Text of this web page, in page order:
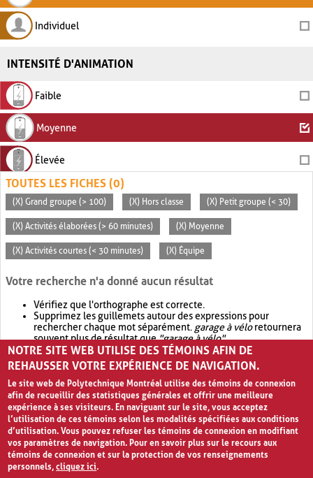
Individuel
INTENSITÉ D'ANIMATION
Faible
Moyenne
Élevée
TOUTES LES FICHES (0)
(X) Grand groupe (> 100) (X) Hors classe (X) Petit groupe (< 30)
(X) Activités élaborées (> 60 minutes) (X) Moyenne
(X) Activités courtes (< 30 minutes) (X) Équipe
Votre recherche n'a donné aucun résultat
Vérifiez que l'orthographe est correcte.
Supprimez les guillemets autour des expressions pour
rechercher chaque mot séparément. garage à véloretournera
souvent plus de résultat que"garage à vélo".
Envisagez d'élargir votre recherche avec OR.garage OR vélo
retournera souvent plus de résultat quegarage à vélo
NOTRE SITE WEB UTILISE DES TÉMOINS AFIN DE
REHAUSSER VOTRE EXPÉRIENCE DE NAVIGATION.
Le site web de Polytechnique Montréal utilise des témoins de connexion
afin de recueillir des statistiques générales et offrir une meilleure
expérience à ses visiteurs. En naviguant sur le site, vous acceptez
l’utilisation de ces témoins selon les modalités spécifiées aux conditions
d’utilisation. Vous pouvez refuser les témoins de connexion en modifiant
vos paramètres de navigation. Pour en savoir plus sur le recours aux
témoins de connexion et sur la protection de vos renseignements
personnels,cliquez ici.